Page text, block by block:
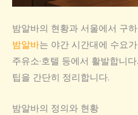
밤알바의 현황과 서울에서 구
밤알바는 야간 시간대에 수요
주유소·호텔 등에서 활발합니
팁을 간단히 정리합니다.
밤알바의 정의와 현황